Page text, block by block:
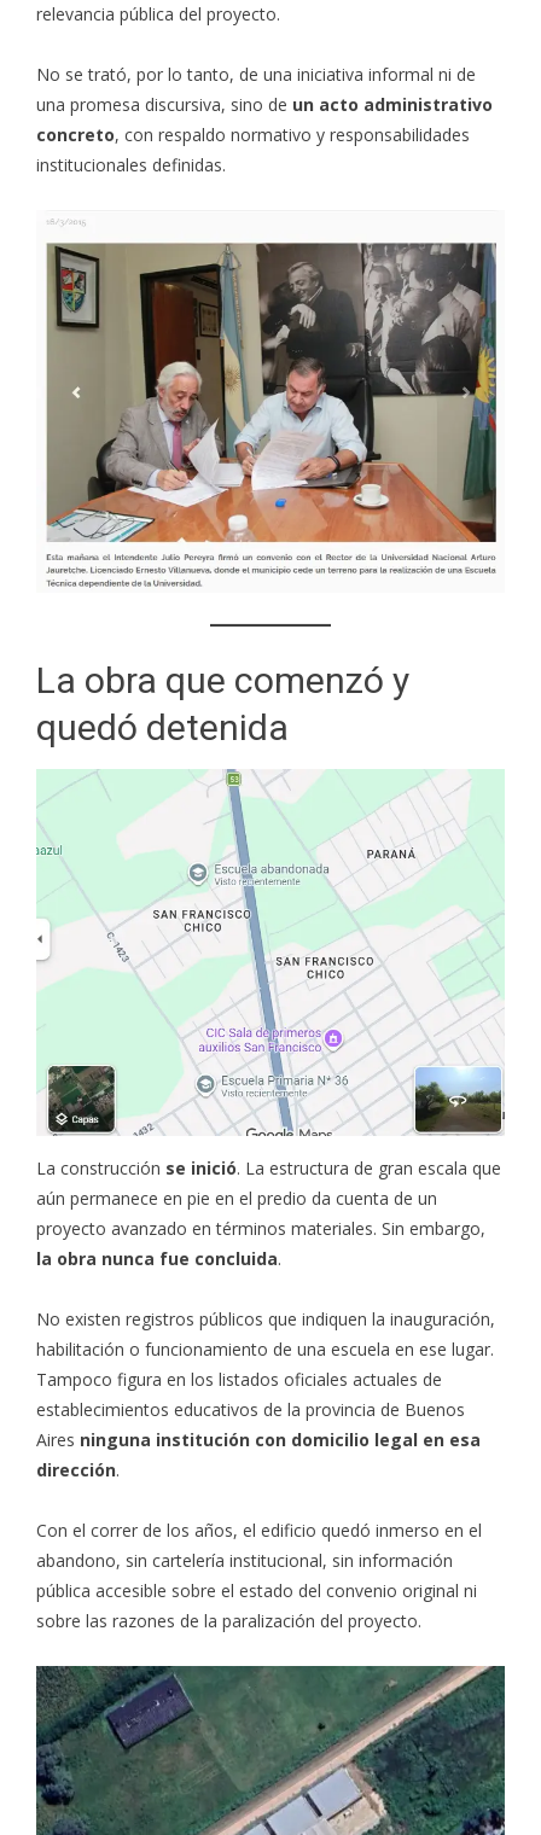
relevancia pública del proyecto.
No se trató, por lo tanto, de una iniciativa informal ni de
una promesa discursiva, sino de un acto administrativo
concreto, con respaldo normativo y responsabilidades
institucionales definidas.
La obra que comenzó y
quedó detenida
La construcción se inició. La estructura de gran escala que
aún permanece en pie en el predio da cuenta de un
proyecto avanzado en términos materiales. Sin embargo,
la obra nunca fue concluida.
No existen registros públicos que indiquen la inauguración,
habilitación o funcionamiento de una escuela en ese lugar.
Tampoco figura en los listados oficiales actuales de
establecimientos educativos de la provincia de Buenos
Aires ninguna institución con domicilio legal en esa
dirección.
Con el correr de los años, el edificio quedó inmerso en el
abandono, sin cartelería institucional, sin información
pública accesible sobre el estado del convenio original ni
sobre las razones de la paralización del proyecto.